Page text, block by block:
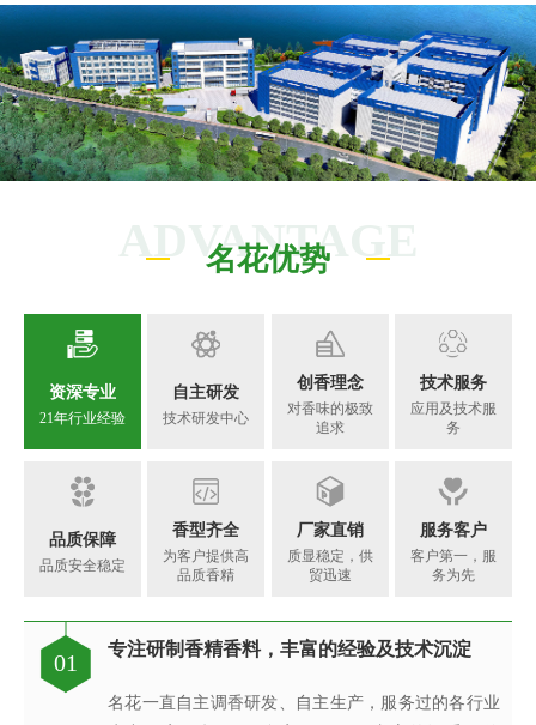
ADVANTAGE
名花优势
资深专业
21年行业经验
自主研发
技术研发中心
创香理念
对香味的极致
追求
技术服务
应用及技术服
务
品质保障
品质安全稳定
香型齐全
为客户提供高
品质香精
厂家直销
质显稳定，供
贸迅速
服务客户
客户第一，服
务为先
01
专注研制香精香料，丰富的经验及技术沉淀
名花一直自主调香研发、自主生产，服务过的各行业
02
香精香料工程技术研究中心，可满足客户不同
03
每一味香皆是调香师对香味的极致追求
创香是建立在大量应用研究与体验感受，集科学与艺
04
针对客户的要求提供相应的香精应用服务
名花的应用及技术服务中心，汇聚了多位优秀的技术
05
完善的质量管理体系、先进的检验设备
名花质量保证体系由多位工作严谨、经验丰富的检验
06
专注研制香精香料，丰富的经验及技术沉淀
名花一直自主调香研发、自主生产，服务过的各行业
07
现代化高标准香精生产基地
名花斥巨资在广东省清远市建成新的高标准香精生产
08
真心酿香味 芬芳传五洲
名花公司之所以能在业务上发展迅速，很大程度是我